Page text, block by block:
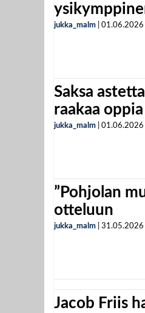
jukka_malm 01.06.2026
Saksa
raakaa oppia
jukka_malm 01.06.2026
”Pohjolan
otteluun
jukka_malm 31.05.2026
Jacob Friis